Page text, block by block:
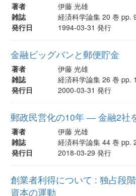
著者
伊藤 光雄
雑誌
経済科学論集 20 巻 pp.
発行日
1994-03-31 発行
金融ビッグバンと郵便貯金
著者
伊藤 光雄
雑誌
経済科学論集 26 巻 pp.
発行日
2000-03-31 発行
郵政民営化の10年 ― 金融2社
著者
伊藤 光雄
雑誌
経済科学論集 44 巻 pp.
発行日
2018-03-29 発行
創業者利得について : 独占段
資本の運動